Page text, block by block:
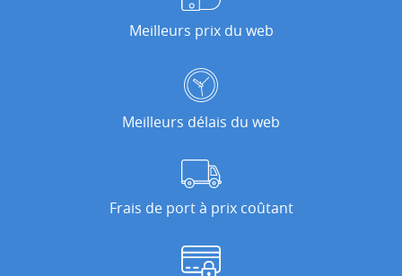
Meilleurs prix du web
Meilleurs délais du web
Frais de port à prix coûtant